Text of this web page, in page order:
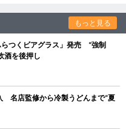
もっと見る
つくビアグラス」発売 “強制
酒を後押し
名店監修から冷製うどんまで“夏